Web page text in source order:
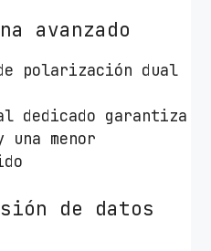
avanzado
polarización dual
dedicado garantiza
una menor
de datos